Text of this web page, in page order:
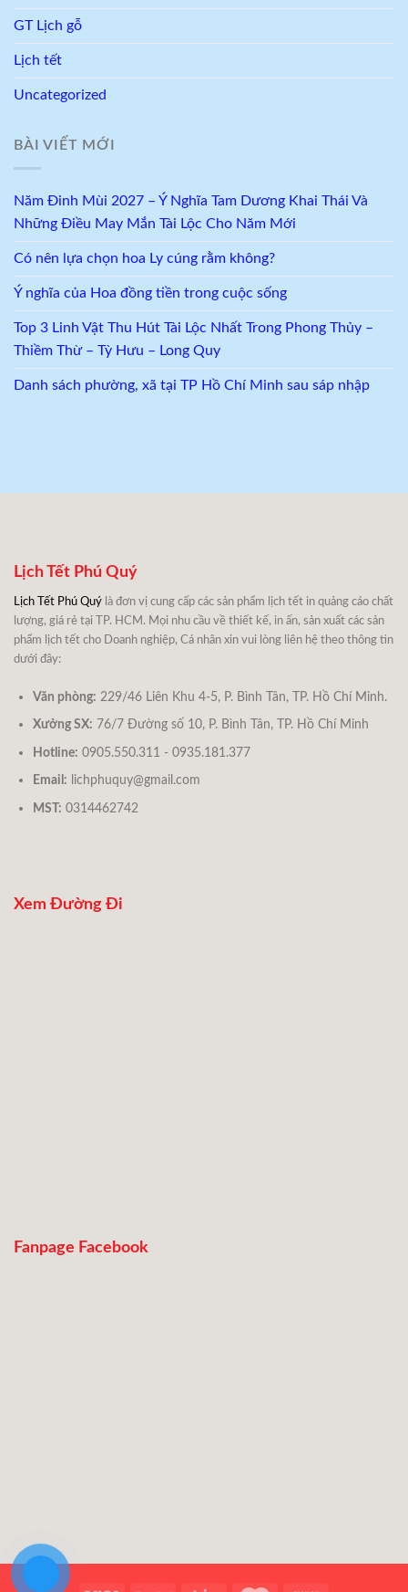
GT Lịch gỗ
Lịch tết
Uncategorized
BÀI VIẾT MỚI
Năm Đinh Mùi 2027 – Ý Nghĩa Tam Dương Khai Thái Và
Những Điều May Mắn Tài Lộc Cho Năm Mới
Có nên lựa chọn hoa Ly cúng rằm không?
Ý nghĩa của Hoa đồng tiền trong cuộc sống
Top 3 Linh Vật Thu Hút Tài Lộc Nhất Trong Phong Thủy –
Thiềm Thừ – Tỳ Hưu – Long Quy
Danh sách phường, xã tại TP Hồ Chí Minh sau sáp nhập
Lịch Tết Phú Quý
Lịch Tết Phú Quý là đơn vị cung cấp các sản phẩm lịch tết in quảng cáo chất
lượng, giá rẻ tại TP. HCM. Mọi nhu cầu về thiết kế, in ấn, sản xuất các sản
phẩm lịch tết cho Doanh nghiệp, Cá nhân xin vui lòng liên hệ theo thông tin
dưới đây:
Văn phòng: 229/46 Liên Khu 4-5, P. Bình Tân, TP. Hồ Chí Minh.
Xưởng SX: 76/7 Đường số 10, P. Bình Tân, TP. Hồ Chí Minh
Hotline: 0905.550.311 - 0935.181.377
Email: lichphuquy@gmail.com
MST: 0314462742
Xem Đường Đi
Fanpage Facebook